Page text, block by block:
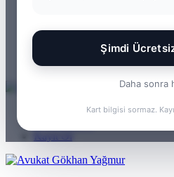
Şimdi
Daha sonra
Kart bilgisi sormaz.
Rastgele Makale